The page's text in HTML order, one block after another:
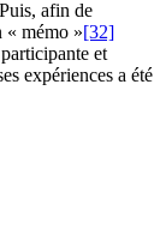
afin de
« mémo »[32]
et
expériences a été